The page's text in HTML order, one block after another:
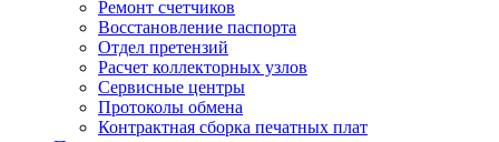
Ремонт счетчиков
Восстановление паспорта
Отдел претензий
Расчет коллекторных узлов
Сервисные центры
Протоколы обмена
Контрактная сборка печатных плат